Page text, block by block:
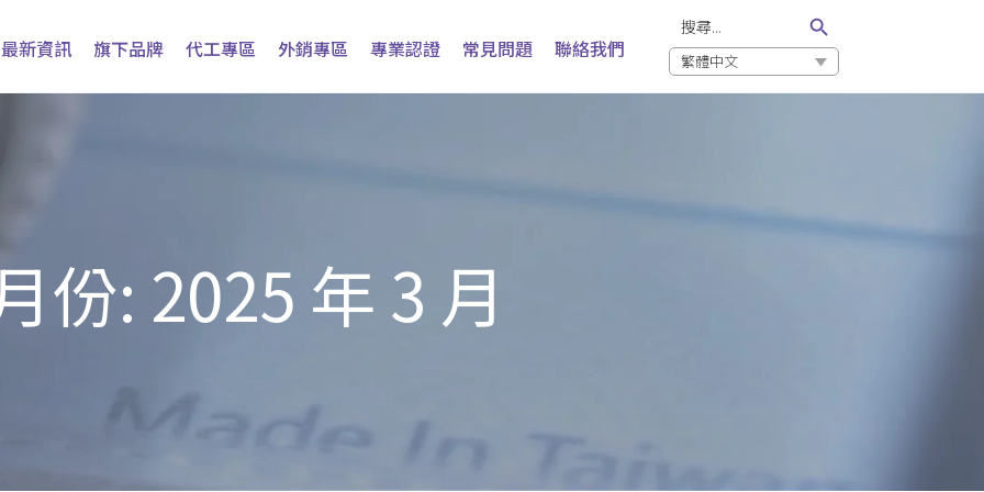
最新資訊 旗下品牌 代工專區 外銷專區 專業認證 常見問題 聯絡我們
Search
for:
繁體中文
份: 2025 年 3 月